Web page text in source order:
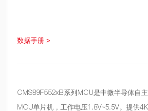
数据手册 >
CMS89F552xB系列MCU是中微半导体自
MCU单片机，工作电压1.8V~5.5V。提供